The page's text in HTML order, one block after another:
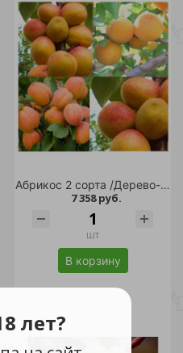
лет?
Абрикос 2 сорта /Дерево-сад Алеша+Чемпион Севера С10 1шт
7 358 руб.
шт
В корзину